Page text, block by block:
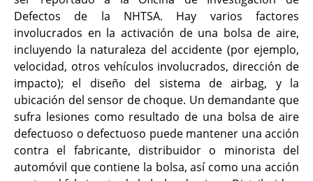
Defectos de la NHTSA. Hay varios factores
involucrados en la activación de una bolsa de aire,
incluyendo la naturaleza del accidente (por ejemplo,
velocidad, otros vehículos involucrados, dirección de
impacto); el diseño del sistema de airbag, y la
ubicación del sensor de choque. Un demandante que
sufra lesiones como resultado de una bolsa de aire
defectuoso o defectuoso puede mantener una acción
contra el fabricante, distribuidor o minorista del
automóvil que contiene la bolsa, así como una acción